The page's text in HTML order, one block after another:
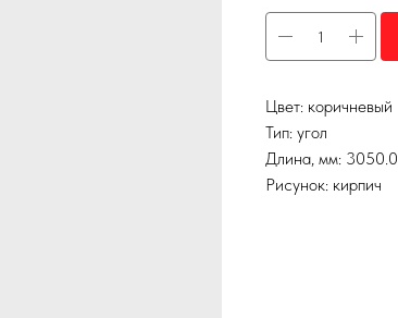
Цвет: коричневый
Тип: угол
Длина, мм: 3050.0
Рисунок: кирпич